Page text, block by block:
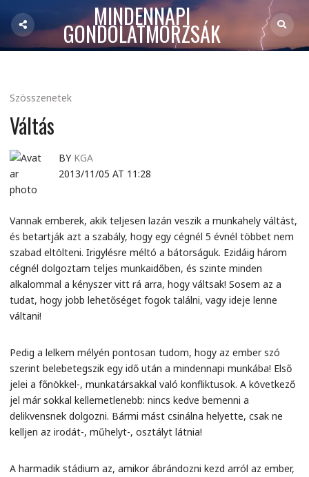
MINDENNAPI
GONDOLATMORZSÁK
Szösszenetek
Váltás
BY KGA
2013/11/05 AT 11:28
Vannak emberek, akik teljesen lazán veszik a munkahely váltást,
és betartják azt a szabály, hogy egy cégnél 5 évnél többet nem
szabad eltölteni. Irigylésre méltó a bátorságuk. Ezidáig három
cégnél dolgoztam teljes munkaidőben, és szinte minden
alkalommal a kényszer vitt rá arra, hogy váltsak! Sosem az a
tudat, hogy jobb lehetőséget fogok találni, vagy ideje lenne
váltani!
Pedig a lelkem mélyén pontosan tudom, hogy az ember szó
szerint belebetegszik egy idő után a mindennapi munkába! Első
jelei a főnökkel-, munkatársakkal való konfliktusok. A következő
jel már sokkal kellemetlenebb: nincs kedve bemenni a
delikvensnek dolgozni. Bármi mást csinálna helyette, csak ne
kelljen az irodát-, műhelyt-, osztályt látnia!
A harmadik stádium az, amikor ábrándozni kezd arról az ember,